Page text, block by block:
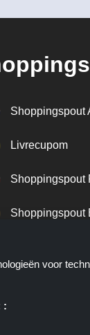
Shoppingspout
Livrecupom
Shoppingspout
Shoppingspout
voor
: